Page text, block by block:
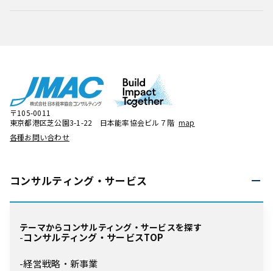
〒105-0011
東京都港区芝公園3-1-22 日本能率協会ビル７階 map
各種お問い合わせ
コンサルティング・ サービス
テーマからコンサルティング・サービスを探す
コンサルティング・サービスTOP
経営戦略・新事業